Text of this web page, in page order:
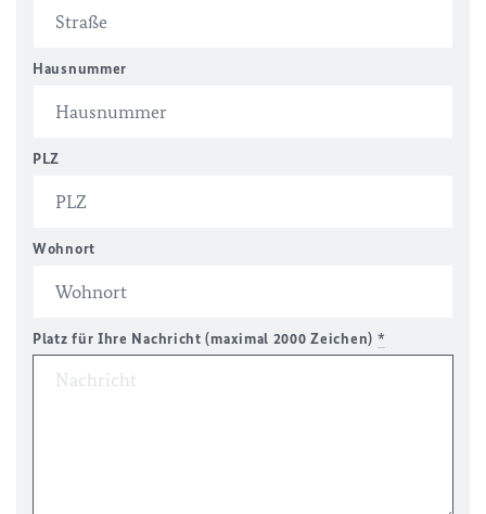
Hausnummer
PLZ
Wohnort
Platz für Ihre Nachricht (maximal 2000 Zeichen) *